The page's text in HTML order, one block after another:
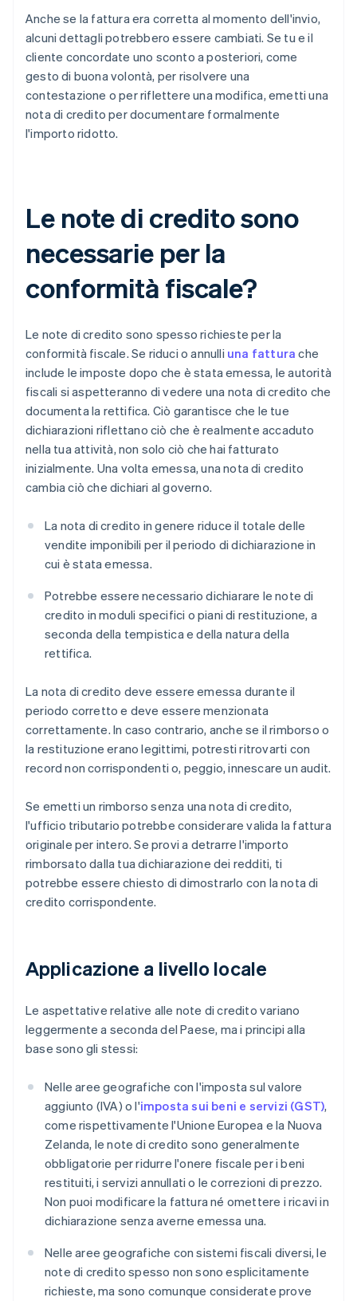
Anche se la fattura era corretta al momento dell'invio,
alcuni dettagli potrebbero essere cambiati. Se tu e il
cliente concordate uno sconto a posteriori, come
gesto di buona volontà, per risolvere una
contestazione o per riflettere una modifica, emetti una
nota di credito per documentare formalmente
l'importo ridotto.
Le note di credito sono
necessarie per la
conformità fiscale?
Le note di credito sono spesso richieste per la
conformità fiscale. Se riduci o annulli una fattura che
include le imposte dopo che è stata emessa, le autorità
fiscali si aspetteranno di vedere una nota di credito che
documenta la rettifica. Ciò garantisce che le tue
dichiarazioni riflettano ciò che è realmente accaduto
nella tua attività, non solo ciò che hai fatturato
inizialmente. Una volta emessa, una nota di credito
cambia ciò che dichiari al governo.
La nota di credito in genere riduce il totale delle
vendite imponibili per il periodo di dichiarazione in
cui è stata emessa.
Potrebbe essere necessario dichiarare le note di
credito in moduli specifici o piani di restituzione, a
seconda della tempistica e della natura della
rettifica.
La nota di credito deve essere emessa durante il
periodo corretto e deve essere menzionata
correttamente. In caso contrario, anche se il rimborso o
la restituzione erano legittimi, potresti ritrovarti con
record non corrispondenti o, peggio, innescare un audit.
Se emetti un rimborso senza una nota di credito,
l'ufficio tributario potrebbe considerare valida la fattura
originale per intero. Se provi a detrarre l'importo
rimborsato dalla tua dichiarazione dei redditi, ti
potrebbe essere chiesto di dimostrarlo con la nota di
credito corrispondente.
Applicazione a livello locale
Le aspettative relative alle note di credito variano
leggermente a seconda del Paese, ma i principi alla
base sono gli stessi:
Nelle aree geografiche con l'imposta sul valore
aggiunto (IVA) o l'imposta sui beni e servizi (GST),
come rispettivamente l'Unione Europea e la Nuova
Zelanda, le note di credito sono generalmente
obbligatorie per ridurre l'onere fiscale per i beni
restituiti, i servizi annullati o le correzioni di prezzo.
Non puoi modificare la fattura né omettere i ricavi in
dichiarazione senza averne emessa una.
Nelle aree geografiche con sistemi fiscali diversi, le
note di credito spesso non sono esplicitamente
richieste, ma sono comunque considerate prove